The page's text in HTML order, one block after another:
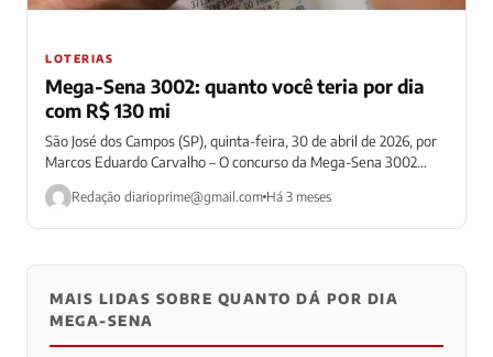
LOTERIAS
Mega-Sena 3002: quanto você teria por dia
com R$ 130 mi
São José dos Campos (SP), quinta-feira, 30 de abril de 2026, por
Marcos Eduardo Carvalho – O concurso da Mega-Sena 3002
tem...
Redação diarioprime@gmail.com Há 3 meses
MAIS LIDAS SOBRE QUANTO DÁ POR DIA
MEGA-SENA